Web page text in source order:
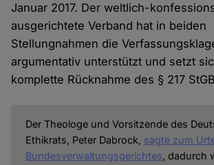
Januar 2017. Der weltlich-
ausgerichtete Verband hat in beiden
Stellungnahmen die
argumentativ unterstützt und setzt
komplette Rücknahme des § 217
Der Theologe und Vorsitzende des
Ethikrats, Peter Dabrock, sagte zum
Bundesverwaltungsgerichtes, dadurch